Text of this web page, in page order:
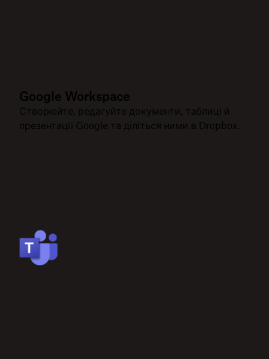
Google Workspace
Створюйте, редагуйте документи, таблиці й
презентації Google та діліться ними в Dropbox.